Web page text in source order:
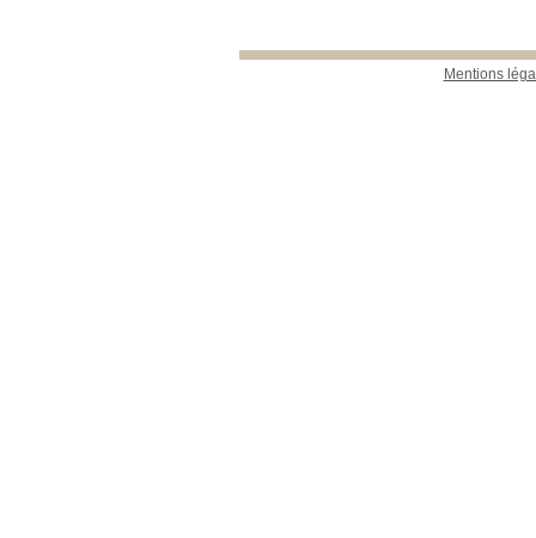
Mentions